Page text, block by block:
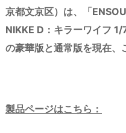
京都文京区）は、「
NIKKE D：キラーワイフ 1/
の豪華版と通常版を現在、
製品ページはこちら：